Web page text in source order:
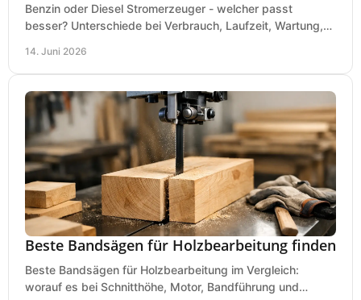
Benzin oder Diesel Stromerzeuger - welcher passt
besser? Unterschiede bei Verbrauch, Laufzeit, Wartung,
14. Juni 2026
Beste Bandsägen für Holzbearbeitung finden
Beste Bandsägen für Holzbearbeitung im Vergleich:
worauf es bei Schnitthöhe, Motor, Bandführung und